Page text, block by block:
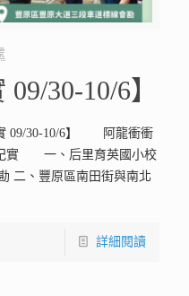
30-10/6】
實 09/30-10/6】 阿龍衝衝
實 一、后里育英國小校
二、豐原區南田街與南北
詳細閱讀